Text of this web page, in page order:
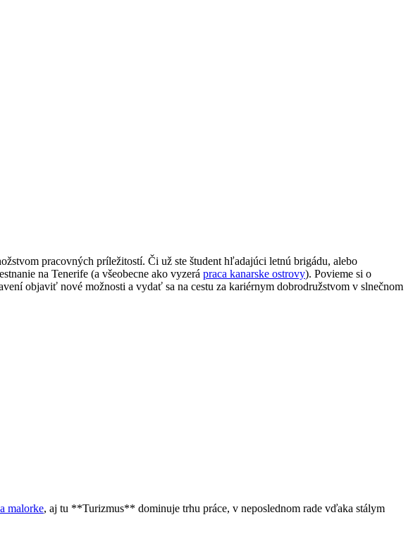
pracovných príležitostí. Či už ste študent hľadajúci letnú brigádu, alebo
na Tenerife (a všeobecne ako vyzerá praca kanarske ostrovy). Povieme si o
objaviť nové možnosti a vydať sa na cestu za kariérnym dobrodružstvom v slnečnom
malorke, aj tu **Turizmus** dominuje trhu práce, v neposlednom rade vďaka stálym